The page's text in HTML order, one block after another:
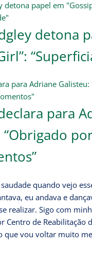
detona
para
“Obrigado
quando vejo
eu andava e
realizar. Sigo com
Centro de Reabilitação
que vou voltar muito